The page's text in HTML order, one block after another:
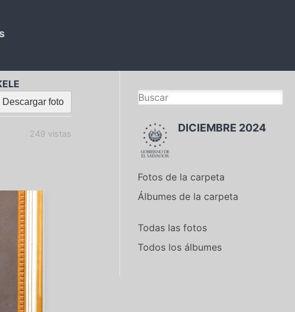
Descargar foto
249 vistas DICIEMBRE 2024
Fotos de la carpeta
Álbumes de la carpeta
Todas las fotos
Todos los álbumes